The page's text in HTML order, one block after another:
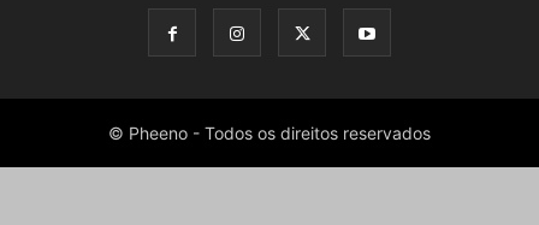
© Pheeno - Todos os direitos reservados